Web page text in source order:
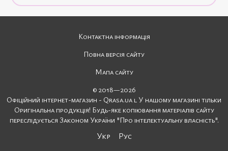
Контактна інформація
Повна версія сайту
Мапа сайту
© 2018—2026
Офіційний інтернет-магазин - Qrasa.ua l У нашому магазині тільки
Оригінальна продукція! Будь-яке копіювання матеріалів сайту
переслідується Законом України "Про інтелектуальну власність".
Укр Рус